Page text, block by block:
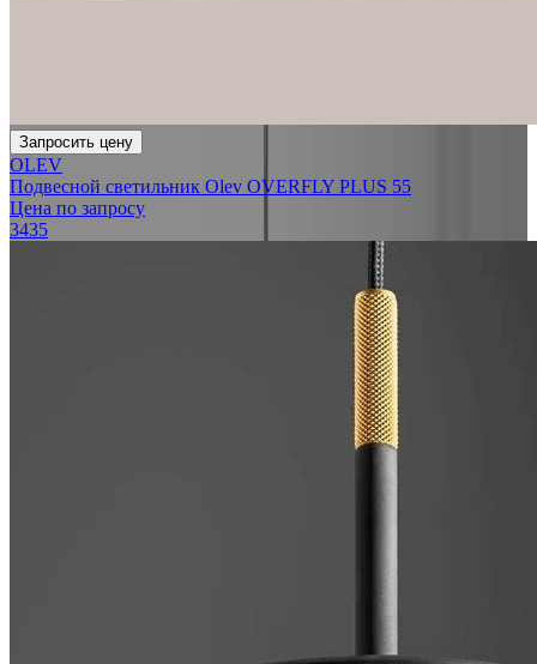
Запросить цену
OLEV
Подвесной светильник Olev OVERFLY PLUS 55
Цена по запросу
3435